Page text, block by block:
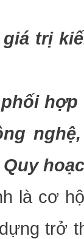
trị
hợp
là cơ
trở